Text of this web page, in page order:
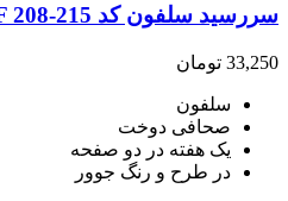
سررسید سلفون کد F 208-215
33,250 تومان
سلفون
صحافی دوخت
یک هفته در دو صفحه
در طرح و رنگ جوور